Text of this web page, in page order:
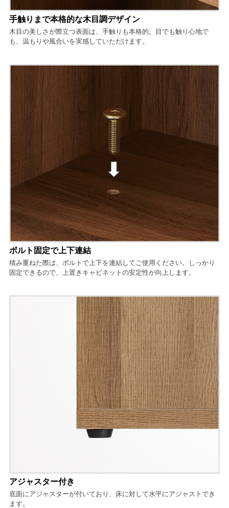
手触りまで本格的な木目調デザイン
木目の美しさが際立つ表面は、手触りも本格的。目でも触り心地で
も、温もりや風合いを実感していただけます。
ボルト固定で上下連結
積み重ねた際は、ボルトで上下を連結してご使用ください。しっかり
固定できるので、上置きキャビネットの安定性が向上します。
アジャスター付き
底面にアジャスターが付いており、床に対して水平にアジャストでき
ます。